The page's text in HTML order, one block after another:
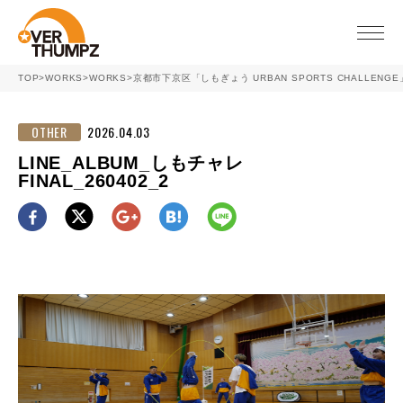
toggle
TOP>WORKS>WORKS>京都市下京区「しもぎょう URBAN SPORTS CHALLENGE
OTHER 2026.04.03
LINE_ALBUM_しもチャレ
FINAL_260402_2